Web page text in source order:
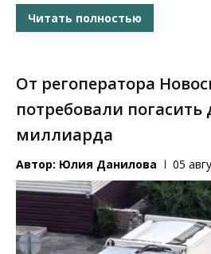
Читать полностью
От регоператора
потребовали погасить
миллиарда
Автор: Юлия Данилова 05